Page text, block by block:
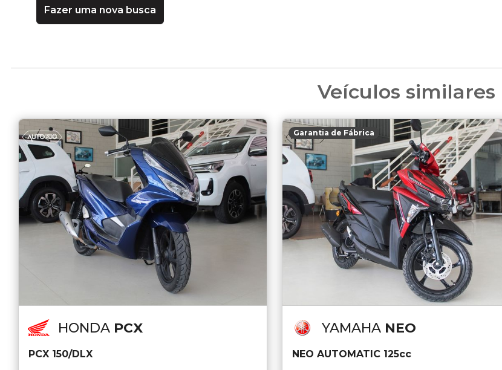
Fazer uma nova busca
Veículos similares
HONDA PCX
PCX 150/DLX
Garantia de Fábrica
YAMAHA NEO
NEO AUTOMATIC 125cc